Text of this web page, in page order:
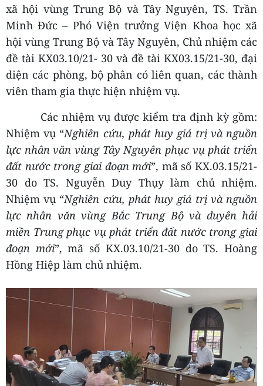
xã hội vùng Trung Bộ và Tây Nguyên, TS. Trần
Minh Đức – Phó Viện trưởng Viện Khoa học xã
hội vùng Trung Bộ và Tây Nguyên, Chủ nhiệm các
đề tài KX03.10/21- 30 và đề tài KX03.15/21-30, đại
diện các phòng, bộ phân có liên quan, các thành
viên tham gia thực hiện nhiệm vụ.
Các nhiệm vụ được kiểm tra định kỳ gồm:
Nhiệm vụ “Nghiên cứu, phát huy giá trị và nguồn
lực nhân văn vùng Tây Nguyên phục vụ phát triển
đất nước trong giai đoạn mới”, mã số KX.03.15/21-
30 do TS. Nguyễn Duy Thụy làm chủ nhiệm.
Nhiệm vụ “Nghiên cứu, phát huy giá trị và nguồn
lực nhân văn vùng Bắc Trung Bộ và duyên hải
miền Trung phục vụ phát triển đất nước trong giai
đoạn mới”, mã số KX.03.10/21-30 do TS. Hoàng
Hồng Hiệp làm chủ nhiệm.